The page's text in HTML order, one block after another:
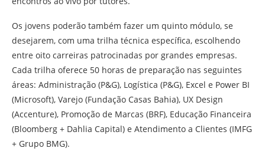
Os jovens poderão também fazer um quinto módulo, se
desejarem, com uma trilha técnica específica, escolhendo
entre oito carreiras patrocinadas por grandes empresas.
Cada trilha oferece 50 horas de preparação nas seguintes
áreas: Administração (P&G), Logística (P&G), Excel e Power BI
(Microsoft), Varejo (Fundação Casas Bahia), UX Design
(Accenture), Promoção de Marcas (BRF), Educação Financeira
(Bloomberg + Dahlia Capital) e Atendimento a Clientes (IMFG
+ Grupo BMG).